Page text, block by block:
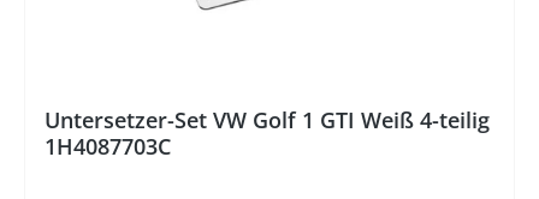
Untersetzer-Set VW Golf 1 GTI Weiß 4-teilig
1H4087703C